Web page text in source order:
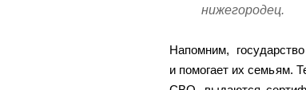
нижегородец.
Напомним,
и помогает их семьям.